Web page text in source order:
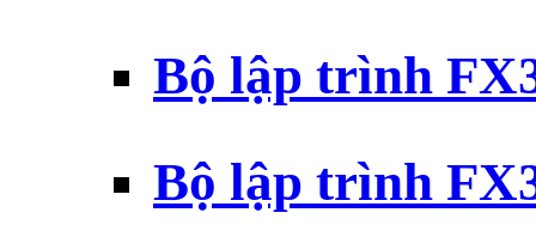
Bộ lập trình
Bộ lập trình